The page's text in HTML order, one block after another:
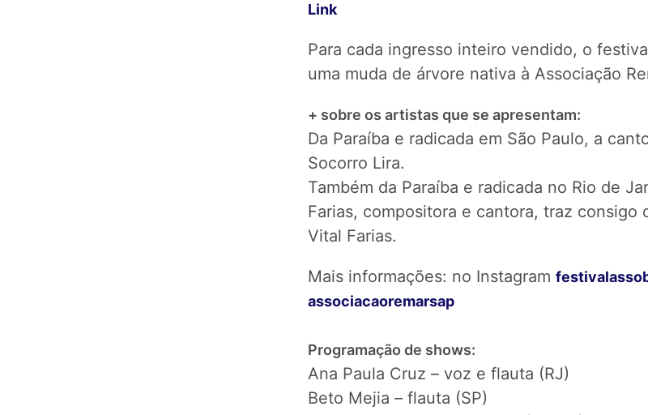
Link
Para cada ingresso inteiro vendido, o
uma muda de árvore nativa à Associação
+ sobre os artistas que se apresentam:
Da Paraíba e radicada em São Paulo, a
Socorro Lira.
Também da Paraíba e radicada no Rio de
Farias, compositora e cantora, traz consigo
Vital Farias.
Mais informações: no Instagram
associacaoremarsap
Programação de shows:
Ana Paula Cruz – voz e flauta (RJ)
Beto Mejia – flauta (SP)